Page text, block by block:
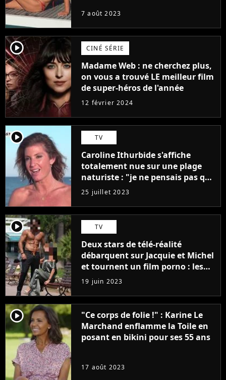
7 août 2023
player2 CINÉ SÉRIE
Madame Web : ne cherchez plus,
on vous a trouvé LE meilleur film
de super-héros de l'année
12 février 2024
player2 TV
Caroline Ithurbide s'affiche
totalement nue sur une plage
naturiste : "je ne pensais pas que
j'arriverais à le faire..."
25 juillet 2023
player2 TV
Deux stars de télé-réalité
débarquent sur Jacquie et Michel
et tournent un film porno : les
premières images du tournage
(exclu)
19 juin 2023
player2
"Ce corps de folie !" : Karine Le
Marchand enflamme la Toile en
posant en bikini pour ses 55 ans
17 août 2023